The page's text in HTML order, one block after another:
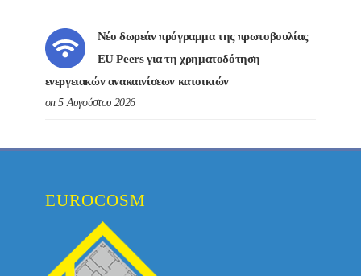
Νέο δωρεάν πρόγραμμα της πρωτοβουλίας
EU Peers για τη χρηματοδότηση
ενεργειακών ανακαινίσεων κατοικιών
on 5 Αυγούστου 2026
EUROCOSM